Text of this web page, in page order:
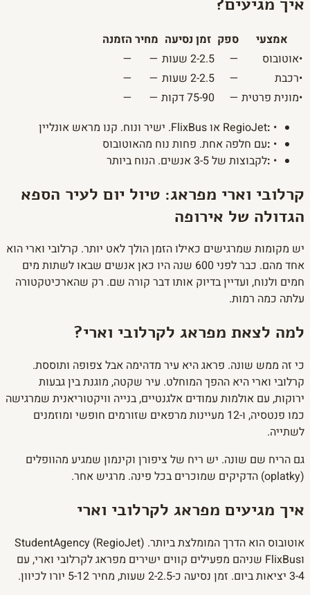
אמצעי ספק זמן נסיעה מחיר הזמנה
•אוטובוס — 2-2.5 שעות —
—
•רכבת — 2-2.5 שעות —
—
•מונית פרטית — 75-90 דקות —
—
•
:RegioJet או FlixBus. ישיר ונוח. קנו מראש אונליין
•
:עם חלפה אחת. פחות נוח מהאוטובוס
•
:לקבוצות של 3-5 אנשים. הנוח ביותר
קרלובי וארי מפראג: טיול יום לעיר הספא
הגדולה של אירופה
יש מקומות שמרגישים כאילו הזמן הולך לאט יותר. קרלובי וארי הוא
אחד מהם. כבר לפני 600 שנה היו כאן אנשים שבאו לשתות מים
חמים ולנוח, ועדיין בדיוק אותו דבר קורה שם. רק שהארכיטקטורה
עלתה כמה רמות.
למה לצאת מפראג לקרלובי וארי?
כי זה ממש שונה. פראג היא עיר מדהימה אבל צפופה ותוססת.
קרלובי וארי היא ההפך המוחלט. עיר שקטה, מוגנת בין גבעות
ירוקות, עם אולמות עמודים אלגנטיים, בנייה וויקטוריאנית שמרגישה
כמו פנטסיה, ו-12 מעיינות מרפאים שזורמים חופשי ומוזמנים
לשתייה.
גם הריח שם שונה. יש ריח של ציפורן וקינמון שמגיע מהוופלים
(oplatky) הדקיקים שמוכרים בכל פינה. מרגיש אחר.
איך מגיעים מפראג לקרלובי וארי
אוטובוס הוא הדרך המומלצת ביותר. StudentAgency (RegioJet)
וFlixBus שניהם מפעילים קווים ישירים מפראג לקרלובי וארי, עם
3-4 יציאות ביום. זמן נסיעה כ-2-2.5 שעות, מחיר 5-12 יורו לכיוון.